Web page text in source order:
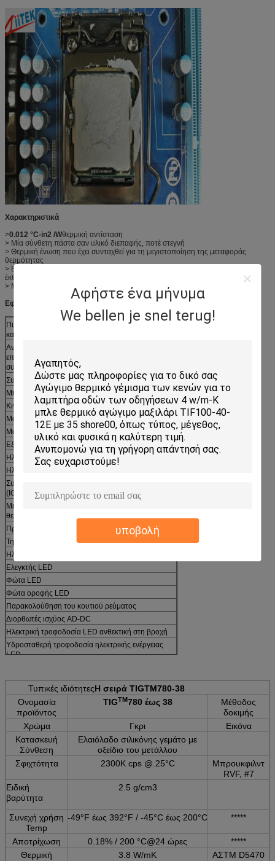
Αφήστε ένα μήνυμα
We bellen je snel terug!
υποβολή
Χαρακτηριστικά
>0.012 °C-in2 /Wθερμική αντίσταση
> Μία σύνθετη πάστα σαν υλικό διεπαφής, ποτέ στεγνή
> Θερμική ένωση που έχει συνταχθεί για τη μεγιστοποίηση της μεταφοράς
θερμότητας
> Εξαιρετικές ιδιότητες ηλεκτρικής μόνωσης και δεν θα σκληρύνουν σε μακρά
έκθεση σε υψηλές θερμοκρασίες
> Μη τοξικές και ασφαλείς για το περιβάλλον
Εφαρμογές
Πυρηνικές συσκευές και συσκευές για την
κατασκευή ηλεκτρικών συσσωρευτών
Αντίστασης ισχύος και πλαίσιο, θερμοστάτες και
επιφάνειες ζευγαρώματος και θερμοηλεκτρικές
συσκευές ψύξης
Συγκεντρωτικοί υπολογιστές και επεξεργαστές GPU
Μηχανές εκτύπωσης
Κινητό, επιφάνεια εργασίας
Μονούλες ελέγχου κινητήρα και κιβωτίου
Μονούλες μνήμης
Εξοπλισμός μετατροπής ισχύος
Ηλεκτρικές πηγές και UPS
Ηλεκτρικοί ημιαγωγοί
Συμπληρωμένα διπολικά τρανζίστορες πύλης
(IGBT)
Μεταξύ οποιουδήποτε ημιαγωγού που παράγει
θερμότητα και απορροφητή θερμότητας
Προσαρμοσμένες μονάδες ισχύος
Τηλεπικοινωνίες και ηλεκτρονικά οχήματα
Ηλεκτρική τροφοδοσία LED
Ελεγκτής LED
Φώτα LED
Φώτα οροφής LED
Παρακολούθηση του κουτιού ρεύματος
Διορθωτές ισχύος AD-DC
Ηλεκτρική τροφοδοσία LED ανθεκτική στη βροχή
Υδροσταθερή τροφοδοσία ηλεκτρικής ενέργειας
LED
Μονάδα LED για τα κανάλια
Μονάδα LED SMD
LED Φελλώδης λωρίδα, LED μπάρα
Φως LED
Φωτισμός LED
Τυπικές ιδιότητεςΗ σειρά TIGTM780-38
Ονομασία
προϊόντος
TIGΤΜ780 έως 38
Μέθοδος
δοκιμής
Χρώμα
Γκρι
Εικόνα
Κατασκευή
Σύνθεση
Ελαιόλαδο σιλικόνης γεμάτο με
οξείδιο του μετάλλου
Σφιχτότητα
2300K cps @.25°C
Μπρουκφιλντ
RVF, #7
Ειδική
βαρύτητα
2.5 g/cm3
Συνεχή χρήση
Temp
-49°F έως 392°F / -45°C έως 200°C *****
Αποτρίχωση 0.18% / 200 °C@24 ώρες
*****
Θερμική
3.8 W/mK ΑΣTM D5470